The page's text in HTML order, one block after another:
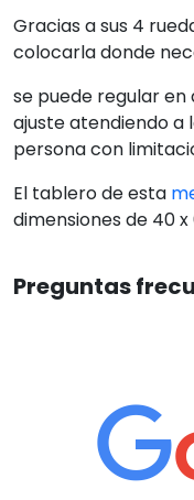
Gracias a sus 4
colocarla donde
se puede regular en
ajuste atendiendo a
persona con
El tablero de esta
dimensiones de 40
Preguntas